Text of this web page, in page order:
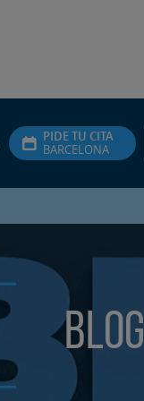
PIDE TU CITA
BARCELONA
Blog